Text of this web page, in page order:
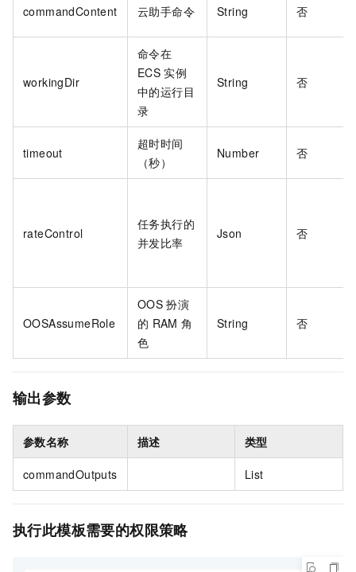
commandContent 云助手命令 String 否
workingDir
命令在
ECS 实例
中的运行目
录
String 否
timeout
超时时间
（秒）
Number 否
rateControl
任务执行的
并发比率
Json 否
OOSAssumeRole
OOS 扮演
的 RAM 角
色
String 否
输出参数
参数名称 描述 类型
commandOutputs List
执行此模板需要的权限策略